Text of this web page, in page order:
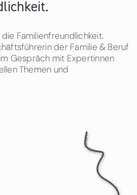
Familienfreundlichkeit.
der Familie & Beruf
Gespräch mit Expertinnen
Themen und